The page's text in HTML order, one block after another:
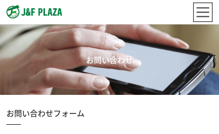
お問い合わせ
お問い合わせフォーム